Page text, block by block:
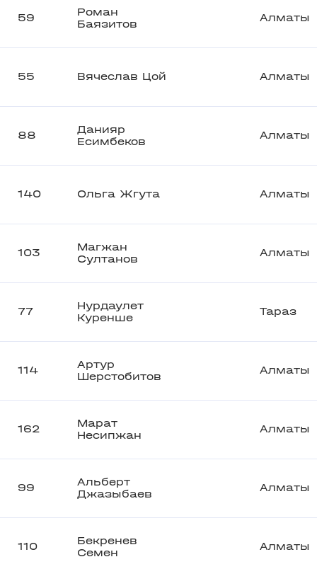
59
Роман
Баязитов
Алматы
55 Вячеслав Цой Алматы
88
Данияр
Есимбеков
Алматы
140 Ольга Жгута Алматы
103
Магжан
Султанов
Алматы
77
Нурдаулет
Куренше
Тараз
114
Артур
Шерстобитов
Алматы
162
Марат
Несипжан
Алматы
99
Альберт
Джазыбаев
Алматы
110
Бекренев
Семен
Алматы